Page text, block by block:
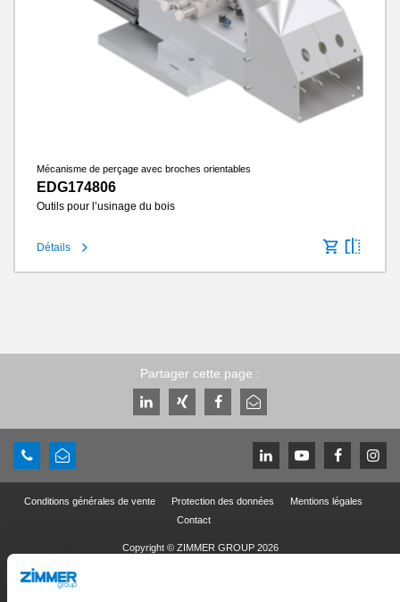
Mécanisme de perçage avec broches orientables
EDG174806
Outils pour l’usinage du bois
Détails
Partager cette page :
Conditions générales de vente Protection des données
Mentions légales
Contact
Copyright © ZIMMER GROUP 2026